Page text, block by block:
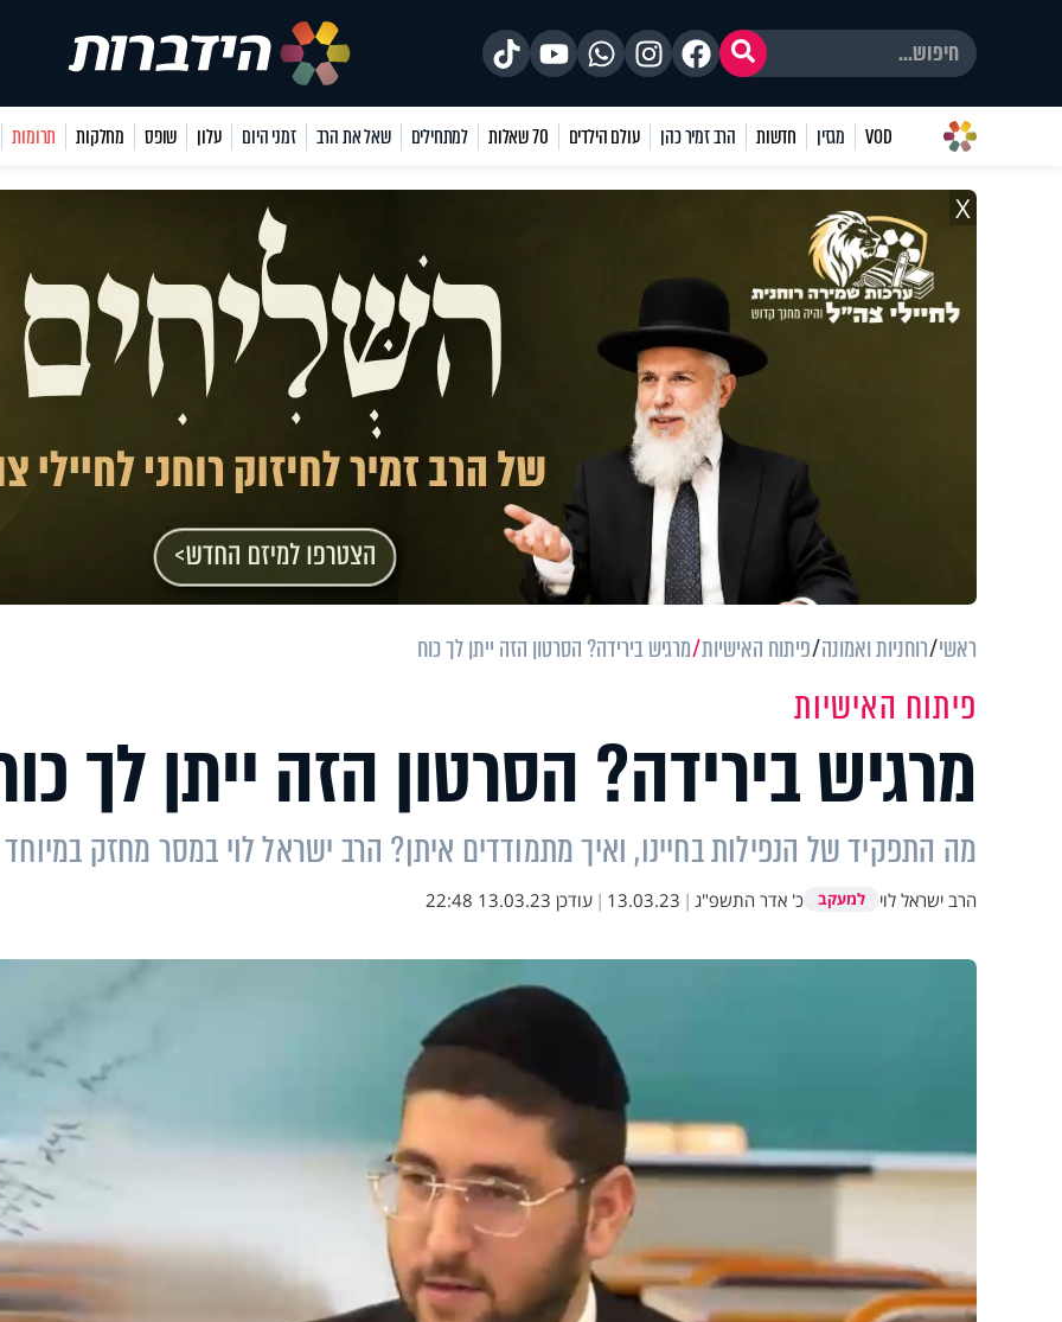
VOD מגזין חדשות הרב זמיר כהן עולם הילדים 70 שאלות למתחילים שאל את הרב זמני היום עלון שופס מחלקות תרומות
X
ראשי רוחניות ואמונה פיתוח האישיות מרגיש בירידה? הסרטון הזה ייתן לך כוח
פיתוח האישיות
מרגיש בירידה? הסרטון הזה ייתן לך
מה התפקיד של הנפילות בחיינו, ואיך מתמודדים איתן? הרב ישראל לוי במסר מחזק במיוחד
הרב ישראל לוי למעקב כ' אדר התשפ"ג |
13.03.23
| עודכן 13.03.23 22:48